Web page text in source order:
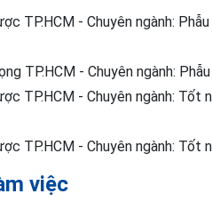
TP.HCM - Chuyên ngành:
TP.HCM - Chuyên ngành:
TP.HCM - Chuyên ngành:
TP.HCM - Chuyên ngành:
việc